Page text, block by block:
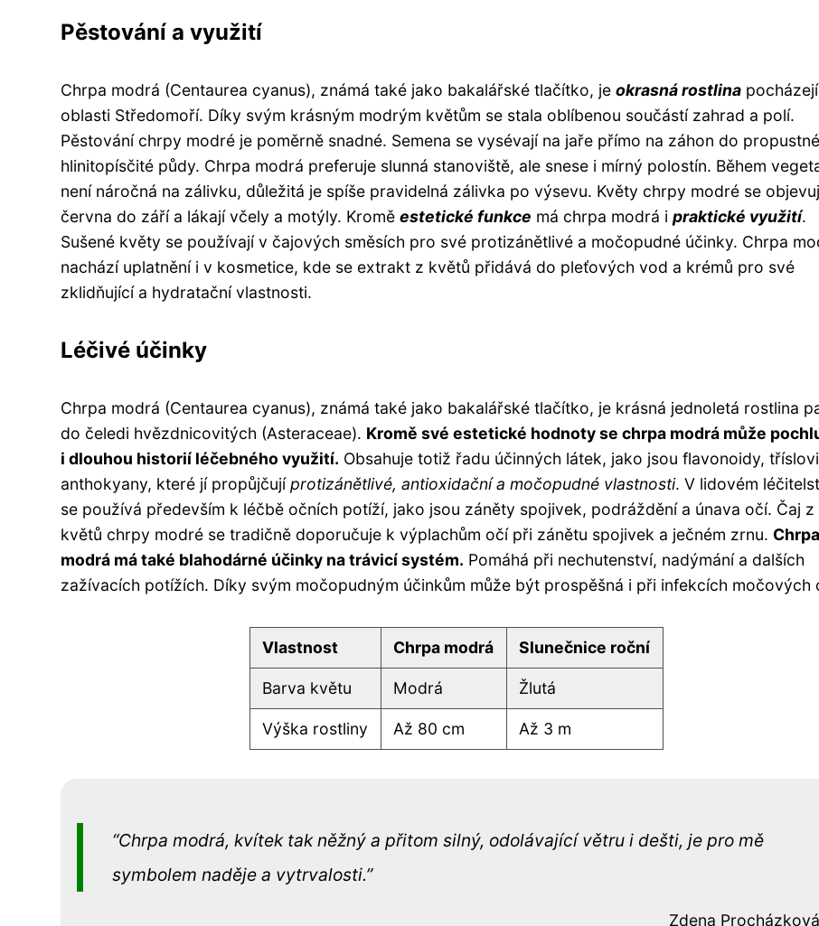
Pěstování a využití
Chrpa modrá (Centaurea cyanus), známá také jako bakalářské tlačítko, je okrasná rostlina
oblasti Středomoří. Díky svým krásným modrým květům se stala oblíbenou součástí zahrad a polí.
Pěstování chrpy modré je poměrně snadné. Semena se vysévají na jaře přímo na záhon do
hlinitopísčité půdy. Chrpa modrá preferuje slunná stanoviště, ale snese i mírný polostín. Během
není náročná na zálivku, důležitá je spíše pravidelná zálivka po výsevu. Květy chrpy modré se
června do září a lákají včely a motýly. Kromě estetické funkce má chrpa modrá i praktické využití.
Sušené květy se používají v čajových směsích pro své protizánětlivé a močopudné účinky. Chrpa
nachází uplatnění i v kosmetice, kde se extrakt z květů přidává do pleťových vod a krémů pro své
zklidňující a hydratační vlastnosti.
Léčivé účinky
Chrpa modrá (Centaurea cyanus), známá také jako bakalářské tlačítko, je krásná jednoletá rostlina
do čeledi hvězdnicovitých (Asteraceae). Kromě své estetické hodnoty se chrpa modrá může
i dlouhou historií léčebného využití. Obsahuje totiž řadu účinných látek, jako jsou flavonoidy,
anthokyany, které jí propůjčujíprotizánětlivé, antioxidační a močopudné vlastnosti. V lidovém
se používá především k léčbě očních potíží, jako jsou záněty spojivek, podráždění a únava očí. Čaj z
květů chrpy modré se tradičně doporučuje k výplachům očí při zánětu spojivek a ječném zrnu. Chrpa
modrá má také blahodárné účinky na trávicí systém. Pomáhá při nechutenství, nadýmání a dalších
zažívacích potížích. Díky svým močopudným účinkům může být prospěšná i při infekcích močových
Vlastnost Chrpa modrá Slunečnice roční
Barva květu Modrá Žlutá
Výška rostliny Až 80 cm Až 3 m
Chrpa modrá, kvítek tak něžný a přitom silný, odolávající větru i dešti, je pro mě
symbolem naděje a vytrvalosti.
Zdena Procházková